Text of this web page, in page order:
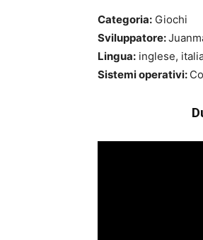
Categoria: Giochi
Sviluppatore:
Lingua: inglese,
Sistemi operativi: